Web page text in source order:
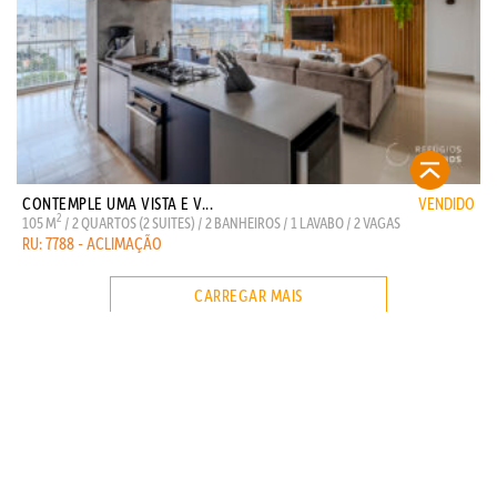
CONTEMPLE UMA VISTA E V... VENDIDO
105 M2 / 2 QUARTOS (2 SUITES) / 2 BANHEIROS / 1 LAVABO / 2 VAGAS
RU: 7788 - ACLIMAÇÃO
CARREGAR MAIS